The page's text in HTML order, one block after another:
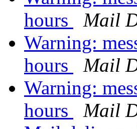
hours
Mail
Warning:
hours
Mail
Warning:
hours
Mail